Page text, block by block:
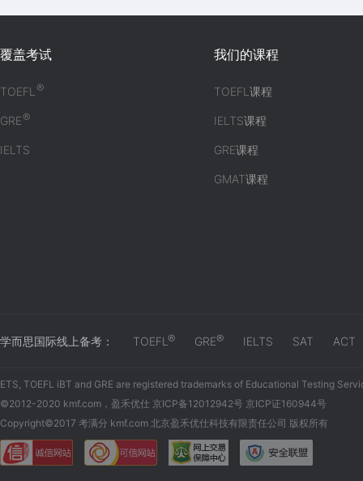
覆盖考试
TOEFL®
GRE®
IELTS
我们的课程
TOEFL课程
IELTS课程
GRE课程
GMAT课程
学而思国际线上备考： TOEFL ® GRE® IELTS SAT ACT
ETS, TOEFL iBT and GRE are registered trademarks of Educational Testing
©2012-2020 kmf.com，盈禾优仕 京ICP备12012942号 京ICP证160944号
Copyright©2017 考满分 kmf.com 北京盈禾优仕科技有限责任公司 版权所有